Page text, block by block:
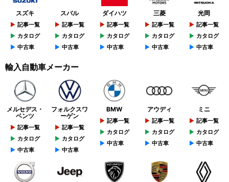
スズキ
記事一覧
カタログ
中古車
スバル
記事一覧
カタログ
中古車
ダイハツ
記事一覧
カタログ
中古車
三菱
記事一覧
カタログ
中古車
光岡
記事一覧
カタログ
中古車
輸入自動車メーカー
メルセデス・
ベンツ
記事一覧
カタログ
中古車
フォルクスワ
ーゲン
記事一覧
カタログ
中古車
BMW
記事一覧
カタログ
中古車
アウディ
記事一覧
カタログ
中古車
ミニ
記事一覧
カタログ
中古車